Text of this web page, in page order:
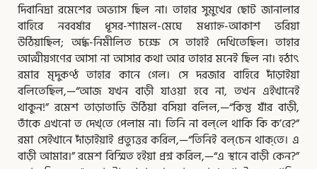
দিবানিদ্রা রমেশের অভ্যাস ছিল না। তাহার সুমুখের ছোট জানালার
বাহিরে নববর্ষার ধূসর-শ্যামল-মেঘে মধ্যাহ্ন-আকাশ ভরিয়া
উঠিয়াছিল; অর্দ্ধ-নিমীলিত চক্ষে সে তাহাই দেখিতেছিল। তাহার
আত্মীয়গণের আসা না আসার কথা আর তাহার মনেই ছিল না। হঠাৎ
রমার মৃদুকণ্ঠ তাহার কানে গেল। সে দরজার বাহিরে দাঁড়াইয়া
বলিতেছিল,—“আজ যখন বাড়ী যাওয়া হবে না, তখন এইখানেই
থাকুন!” রমেশ তাড়াতাড়ি উঠিয়া বসিয়া বলিল,—“কিন্তু যাঁর বাড়ী,
তাঁকে এখনো ত দেখ্‌তে পেলাম না। তিনি না বল্‌লে থাকি কি ক’রে?”
রমা সেইখানে দাঁড়াইয়াই প্রত্যুত্তর করিল,—“তিনিই বল্‌চেন থাক্‌তে। এ
বাড়ী আমার।” রমেশ বিস্মিত হইয়া প্রশ্ন করিল,—“এ স্থানে বাড়ী কেন?”